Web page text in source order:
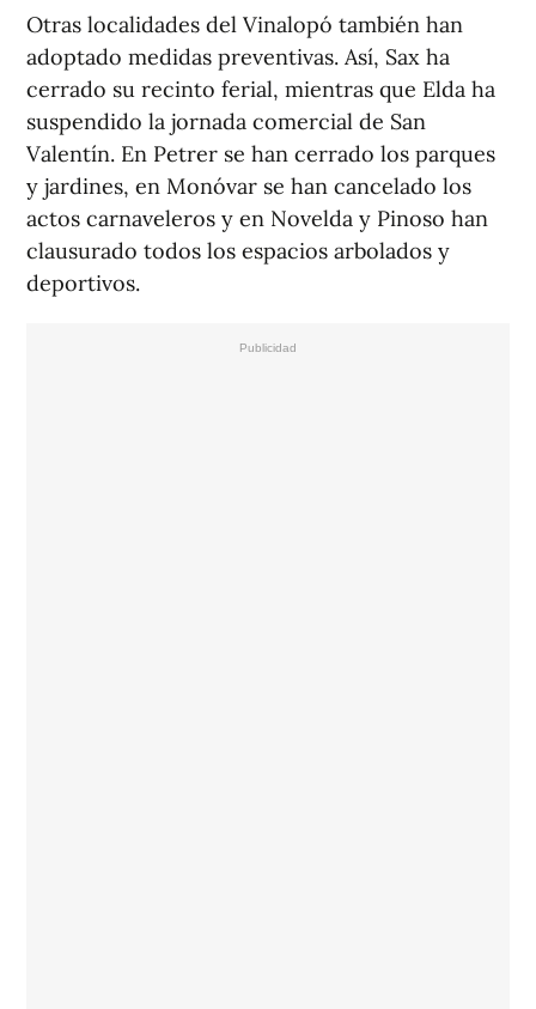
Otras localidades del Vinalopó también han
adoptado medidas preventivas. Así, Sax ha
cerrado su recinto ferial, mientras que Elda ha
suspendido la jornada comercial de San
Valentín. En Petrer se han cerrado los parques
y jardines, en Monóvar se han cancelado los
actos carnaveleros y en Novelda y Pinoso han
clausurado todos los espacios arbolados y
deportivos.